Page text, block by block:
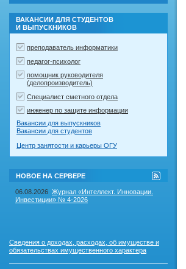
ВАКАНСИИ ДЛЯ СТУДЕНТОВ
И ВЫПУСКНИКОВ
преподаватель информатики
педагог-психолог
помощник руководителя
(делопроизводитель)
Специалист сметного отдела
инженер по защите информации
Вакансии для выпускников
Вакансии для студентов
Центр занятости и карьеры ОГУ
НОВОЕ НА СЕРВЕРЕ
RSS-
лента
на
06.08.2026 Журнал «Интеллект. Инновации.
Инвестиции» № 4-2026
Сведения о доходах, расходах, об имуществе и
обязательствах имущественного характера